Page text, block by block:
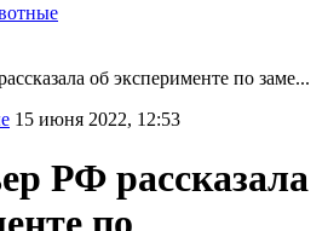
об эксперименте по заме...
15 июня 2022, 12:53
РФ рассказала